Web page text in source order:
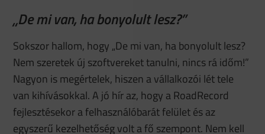
„De mi van, ha bonyolult lesz?”
Sokszor hallom, hogy „De mi van, ha bonyolult lesz?
Nem szeretek új szoftvereket tanulni, nincs rá időm!”
Nagyon is megértelek, hiszen a vállalkozói lét tele
van kihívásokkal. A jó hír az, hogy a RoadRecord
fejlesztésekor a felhasználóbarát felület és az
egyszerű kezelhetőség volt a fő szempont. Nem kell